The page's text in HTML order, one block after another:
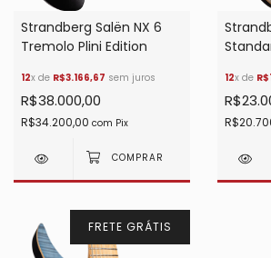
Strandberg Salën NX 6
Tremolo Plini Edition
12x de R$3.166,67 sem juros
R$38.000,00
R$34.200,00 com Pix
12x de
FRETE GRÁTIS